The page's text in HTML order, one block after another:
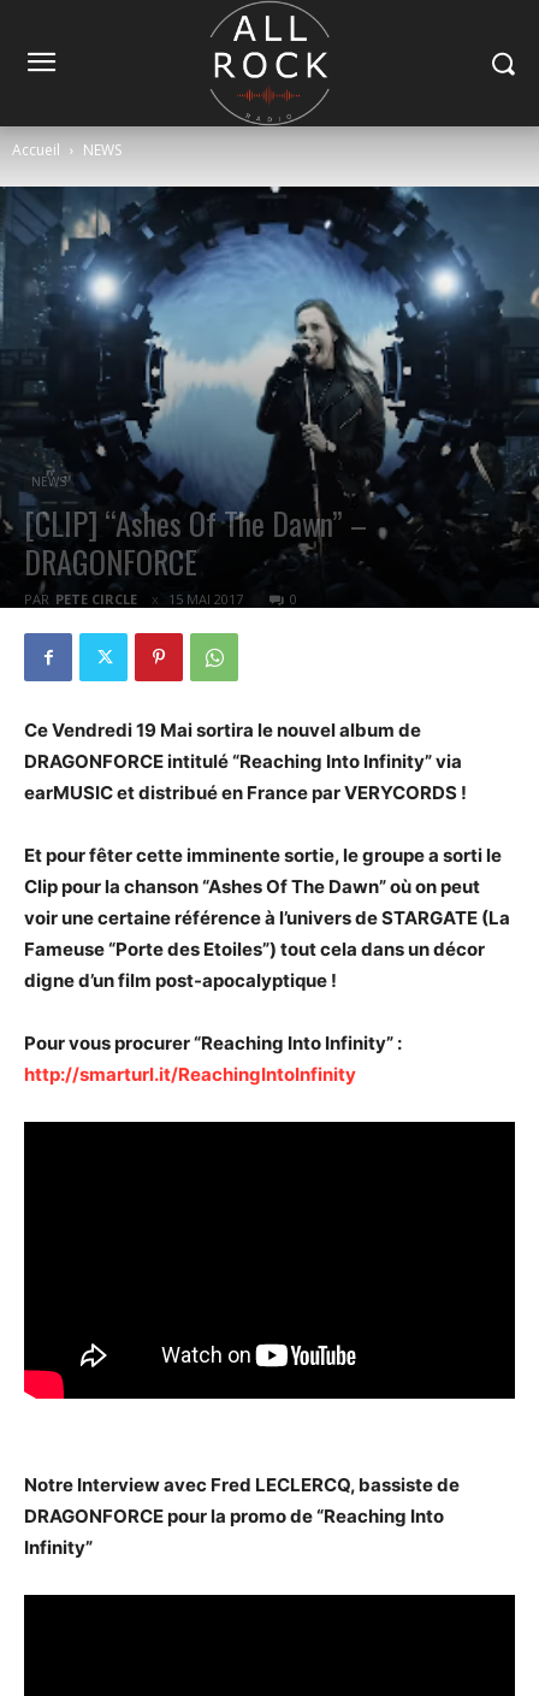
Accueil NEWS
NEWS
[CLIP] “Ashes Of The Dawn” –
DRAGONFORCE
PAR PETE CIRCLE 15 MAI 2017 0
Ce Vendredi 19 Mai sortira le nouvel album de
DRAGONFORCE intitulé “Reaching Into Infinity” via
earMUSIC et distribué en France par VERYCORDS !
Et pour fêter cette imminente sortie, le groupe a sorti le
Clip pour la chanson “Ashes Of The Dawn” où on peut
voir une certaine référence à l’univers de STARGATE (La
Fameuse “Porte des Etoiles”) tout cela dans un décor
digne d’un film post-apocalyptique !
Pour vous procurer “Reaching Into Infinity” :
http://smarturl.it/ReachingIntoInfinity
Notre Interview avec Fred LECLERCQ, bassiste de
DRAGONFORCE pour la promo de “Reaching Into
Infinity”